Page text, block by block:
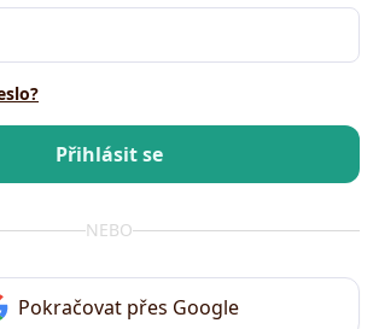
Přihlásit se
NEBO
Pokračovat přes Google